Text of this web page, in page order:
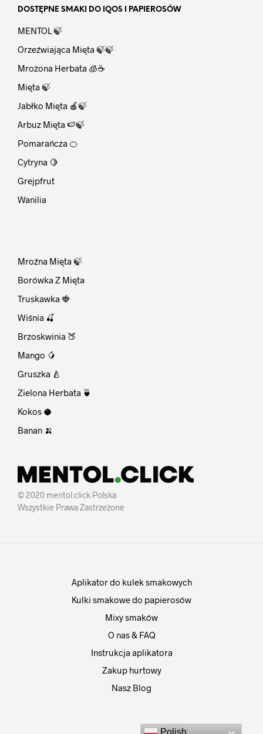
DOSTĘPNE SMAKI DO IQOS I PAPIEROSÓW
MENTOL 🍃
Orzeźwiająca Mięta 🍃🍃
Mrożona Herbata 🧊☕
Mięta 🍃
Jabłko Mięta 🍎🍃
Arbuz Mięta 🍉🍃
Pomarańcza 🍊
Cytryna 🍋
Grejpfrut
Wanilia
Mroźna Mięta 🍃
Borówka Z Mięta
Truskawka 🍓
Wiśnia 🍒
Brzoskwinia 🍑
Mango 🥭
Gruszka 🍐
Zielona Herbata 🍵
Kokos 🥥
Banan 🍌
© 2020 mentol.click Polska
Wszystkie Prawa Zastrzeżone
Aplikator do kulek smakowych
Kulki smakowe do papierosów
Mixy smaków
O nas & FAQ
Instrukcja aplikatora
Zakup hurtowy
Nasz Blog